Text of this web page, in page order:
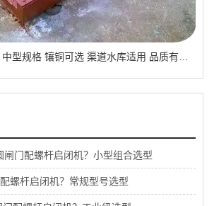
1.2×1.2米铸铁闸门 中型规格 镶铜可选 渠道水库适用 品质有助于维持
闸门配螺杆启闭机？小型组合选型
螺杆启闭机？常规型号选型